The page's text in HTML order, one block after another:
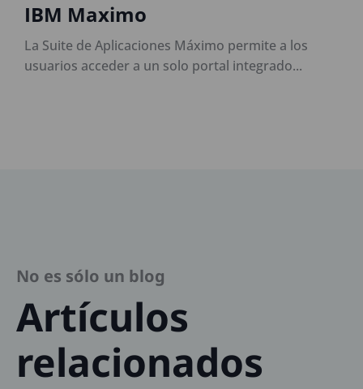
IBM Maximo
La Suite de Aplicaciones Máximo permite a los
usuarios acceder a un solo portal integrado...
No es sólo un blog
Artículos
relacionados